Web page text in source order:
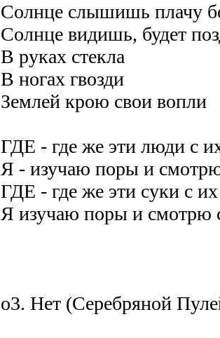
Солнце слышишь плачу
Солнце видишь, будет
В руках стекла
В ногах гвозди
Землей крою свои вопли
ГДЕ - где же эти люди с
Я - изучаю поры и
ГДЕ - где же эти суки с
Я изучаю поры и смотрю
o3. Нет (Серебряной